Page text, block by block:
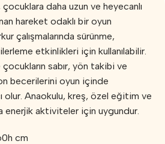
çocuklara daha uzun ve heyecanlı
hareket odaklı bir oyun
çalışmalarında sürünme,
etkinlikleri için kullanılabilir.
çocukların sabır, yön takibi ve
becerilerini oyun içinde
olur. Anaokulu, kreş, özel eğitim ve
enerjik aktiviteler için uygundur.
cm